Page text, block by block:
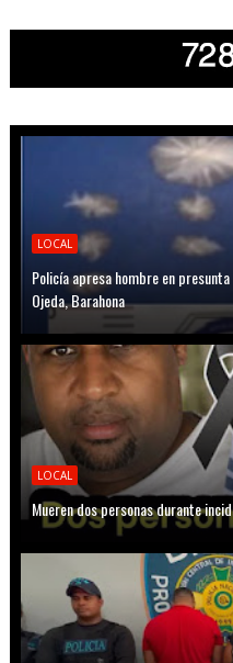
LOCAL
Policía apresa hombre en
Ojeda, Barahona
LOCAL
Mueren dos personas durante